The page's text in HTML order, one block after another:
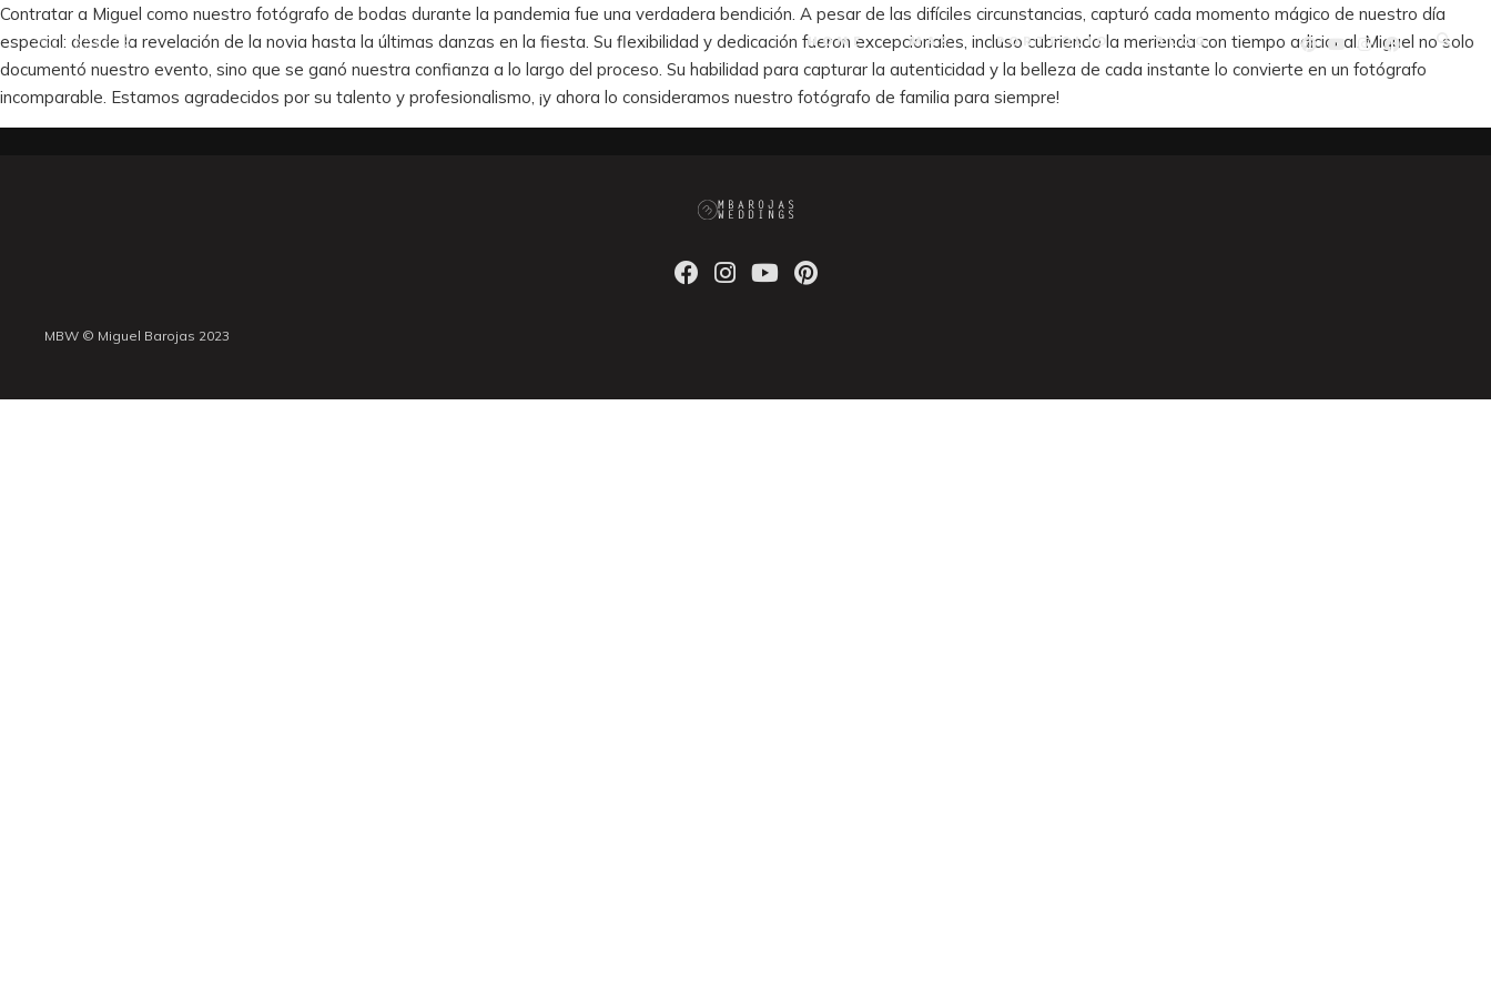
HOME MAS PORTFOLIO BLOG
Contratar a Miguel como nuestro fotógrafo de bodas durante la pandemia fue una verdadera bendición. A pesar de las difíciles circunstancias, capturó cada momento mágico de nuestro día
especial: desde la revelación de la novia hasta la últimas danzas en la fiesta. Su flexibilidad y dedicación fueron excepcionales, incluso cubriendo la merienda con tiempo adicional. Miguel no solo
documentó nuestro evento, sino que se ganó nuestra confianza a lo largo del proceso. Su habilidad para capturar la autenticidad y la belleza de cada instante lo convierte en un fotógrafo
incomparable. Estamos agradecidos por su talento y profesionalismo, ¡y ahora lo consideramos nuestro fotógrafo de familia para siempre!
MBW © Miguel Barojas 2023